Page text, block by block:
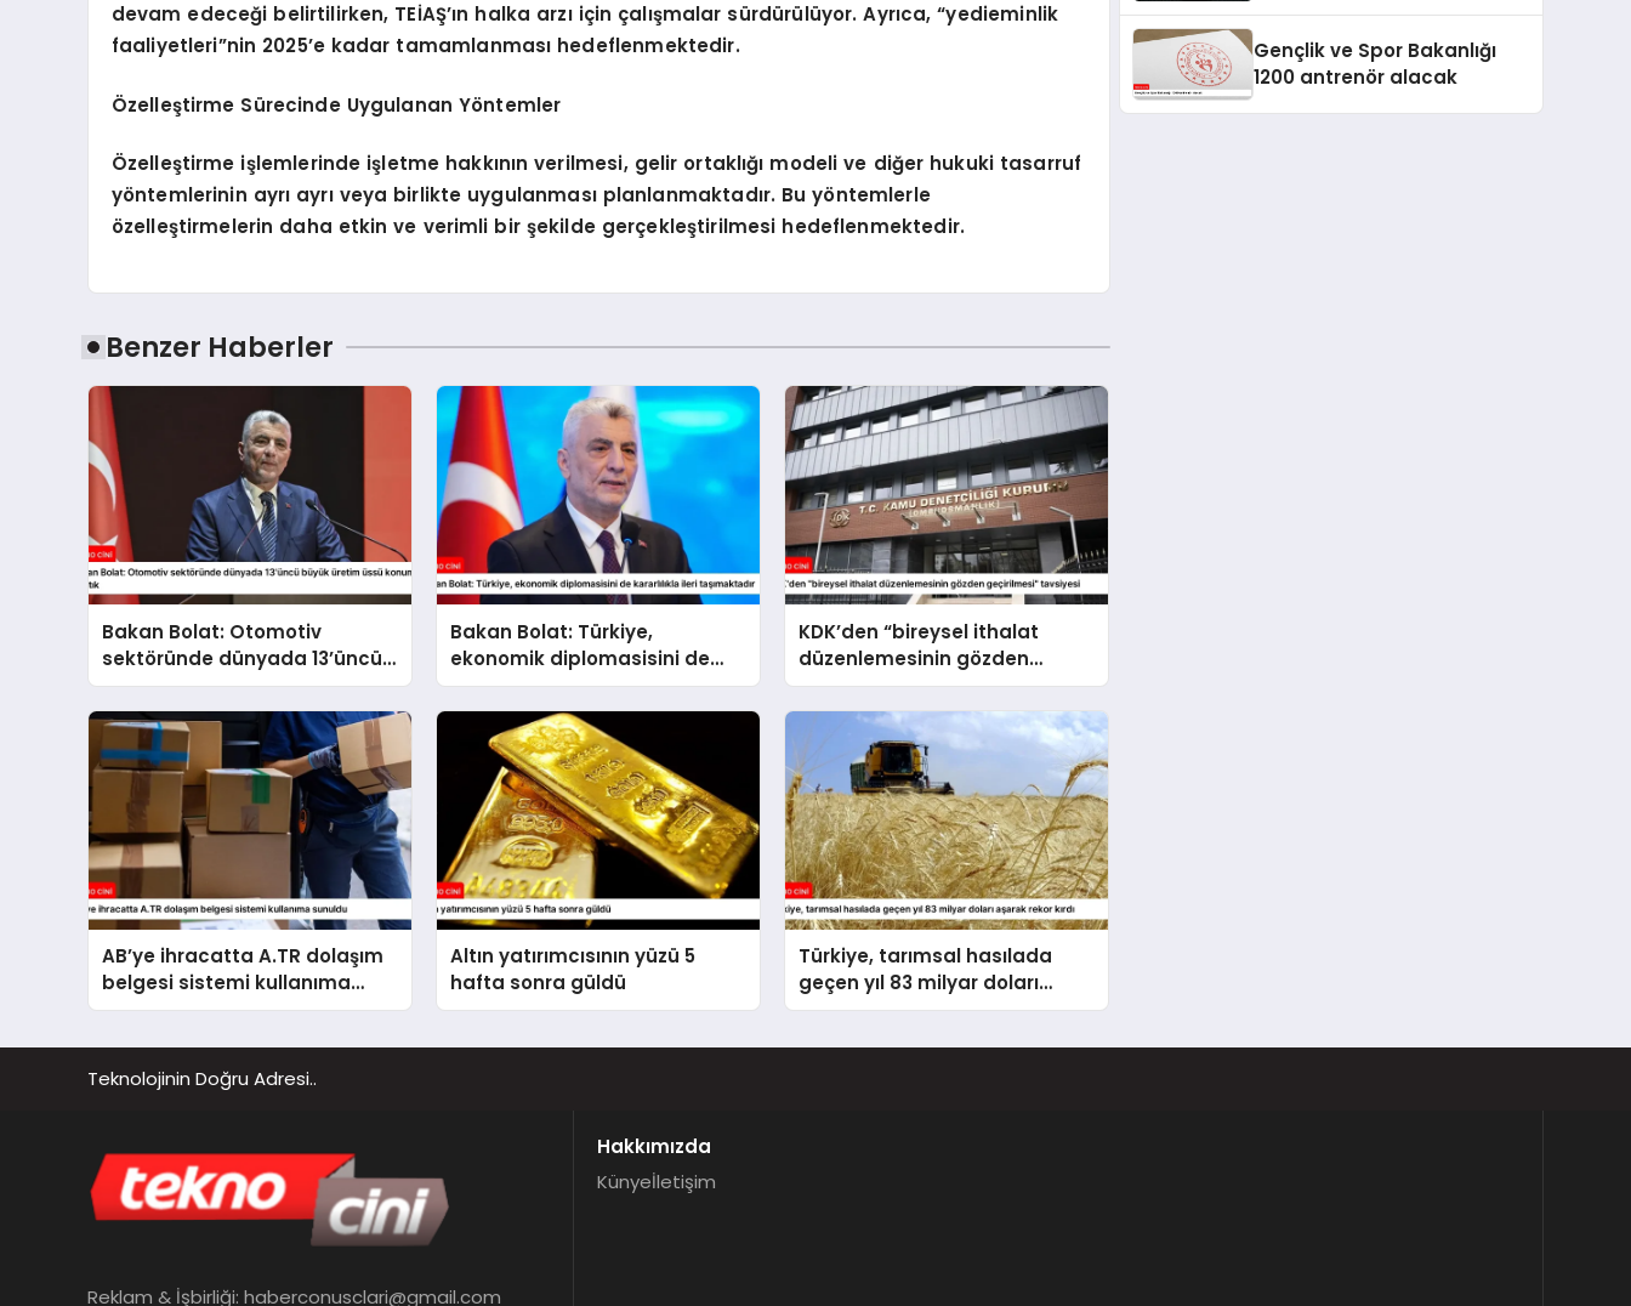
devam edeceği belirtilirken, TEİAŞ’ın halka arzı için çalışmalar sürdürülüyor. Ayrıca, “yedieminlik
faaliyetleri”nin 2025’e kadar tamamlanması hedeflenmektedir.
Özelleştirme Sürecinde Uygulanan Yöntemler
Özelleştirme işlemlerinde işletme hakkının verilmesi, gelir ortaklığı modeli ve diğer hukuki tasarruf
yöntemlerinin ayrı ayrı veya birlikte uygulanması planlanmaktadır. Bu yöntemlerle
özelleştirmelerin daha etkin ve verimli bir şekilde gerçekleştirilmesi hedeflenmektedir.
Benzer Haberler
Bakan Bolat: Otomotiv
sektöründe dünyada 13’üncü
büyük üretim üssü konumuna
ulaştık
Bakan Bolat: Türkiye,
ekonomik diplomasisini de
kararlılıkla ileri taşımaktadır
KDK’den “bireysel ithalat
düzenlemesinin gözden
geçirilmesi” tavsiyesi
AB’ye ihracatta A.TR dolaşım
belgesi sistemi kullanıma
sunuldu
Altın yatırımcısının yüzü 5
hafta sonra güldü
Türkiye, tarımsal hasılada
geçen yıl 83 milyar doları
aşarak rekor kırdı
Gençlik ve Spor Bakanlığı
1200 antrenör alacak
Teknolojinin Doğru Adresi..
Reklam & İşbirliği: haberconusclari@gmail.com
Hakkımızda
Künyeİletişim